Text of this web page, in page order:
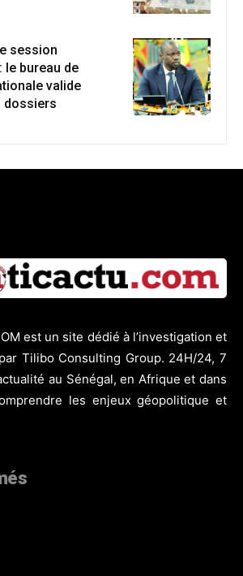
session
le bureau de
valide
dossiers
est un site dédié à l’investigation et
Tilibo Consulting Group. 24H/24, 7
au Sénégal, en Afrique et dans
les enjeux géopolitique et